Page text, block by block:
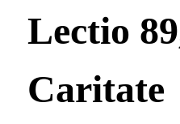
Lectio
Caritate